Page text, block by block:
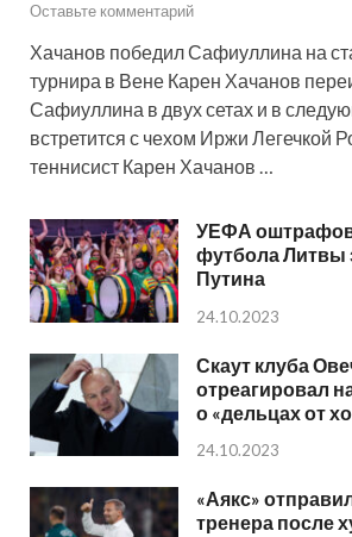
Оставьте комментарий
Хачанов победил Сафиуллина на
турнира в Вене Карен Хачанов
Сафиуллина в двух сетах и в
встретится с чехом Иржи Легечкой
теннисист Карен Хачанов …
УЕФА
футбола Литвы
Путина
24.10.2023
Скаут клуба
отреагировал
о «дельцах от
24.10.2023
«Аякс»
тренера после